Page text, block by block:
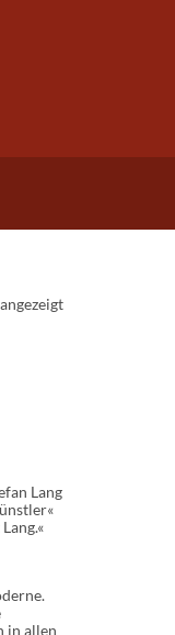
Lang
in allen